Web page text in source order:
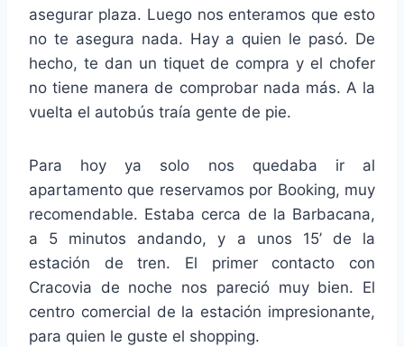
asegurar plaza. Luego nos enteramos que esto
no te asegura nada. Hay a quien le pasó. De
hecho, te dan un tiquet de compra y el chofer
no tiene manera de comprobar nada más. A la
vuelta el autobús traía gente de pie.
Para hoy ya solo nos quedaba ir al
apartamento que reservamos por Booking, muy
recomendable. Estaba cerca de la Barbacana,
a 5 minutos andando, y a unos 15’ de la
estación de tren. El primer contacto con
Cracovia de noche nos pareció muy bien. El
centro comercial de la estación impresionante,
para quien le guste el shopping.